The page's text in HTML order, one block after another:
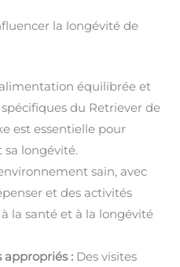
la longévité de
équilibrée et
du Retriever de
est essentielle pour
sa longévité.
sain, avec
et des activités
la santé et à la longévité
appropriés :Des visites